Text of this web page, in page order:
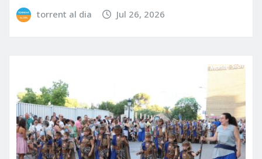
torrent al dia Jul 26, 2026